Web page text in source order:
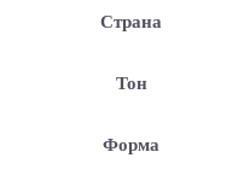
Страна
Тон
Форма